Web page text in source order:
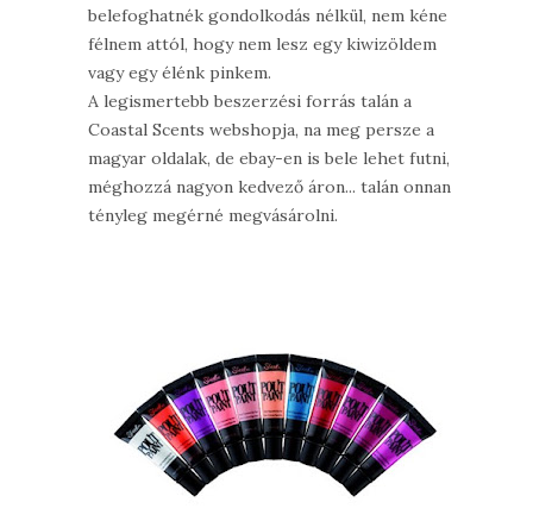
belefoghatnék gondolkodás nélkül, nem kéne
félnem attól, hogy nem lesz egy kiwizöldem
vagy egy élénk pinkem.
A legismertebb beszerzési forrás talán a
Coastal Scents webshopja, na meg persze a
magyar oldalak, de ebay-en is bele lehet futni,
méghozzá nagyon kedvező áron... talán onnan
tényleg megérné megvásárolni.